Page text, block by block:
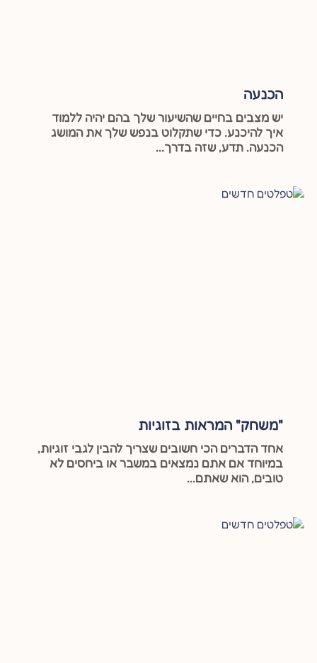
הכנעה
יש מצבים בחיים שהשיעור שלך בהם יהיה ללמוד
איך להיכנע. כדי שתקלוט בנפש שלך את המושג
הכנעה. תדע, שזה בדרך...
"משחק" המראות בזוגיות
אחד הדברים הכי חשובים שצריך להבין לגבי זוגיות,
במיוחד אם אתם נמצאים במשבר או ביחסים לא
טובים, הוא שאתם...